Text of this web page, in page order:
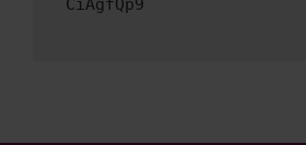
CiAgfQp9